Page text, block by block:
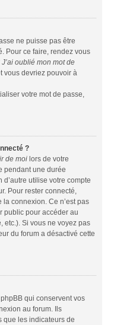
ne puisse pas être
Pour ce faire, rendez vous
J’ai oublié mon mot de
vous devriez pouvoir à
votre mot de passe,
?
de moi lors de votre
pendant une durée
utilise votre compte
Pour rester connecté,
la connexion. Ce n’est pas
public pour accéder au
etc.). Si vous ne voyez pas
du forum a désactivé cette
qui conservent vos
au forum. Ils
que les indicateurs de